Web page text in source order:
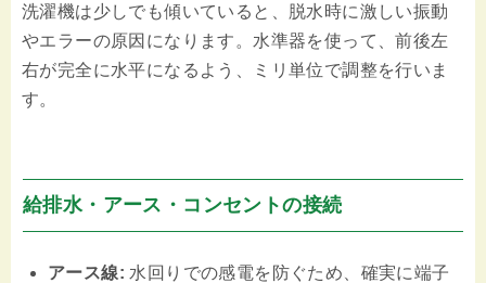
洗濯機は少しでも傾いていると、脱水時に激しい振動
やエラーの原因になります。水準器を使って、前後左
右が完全に水平になるよう、ミリ単位で調整を行いま
す。
給排水・アース・コンセントの接続
アース線: 水回りでの感電を防ぐため、確実に端子